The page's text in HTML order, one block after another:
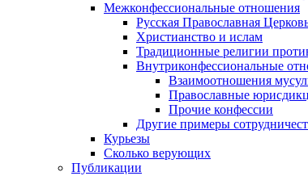
Межконфессиональные отношения
Русская Православная
Христианство и ислам
Традиционные религии
Внутриконфессиональные
Взаимоотношения
Православные
Прочие конфессии
Другие примеры
Курьезы
Сколько верующих
Публикации